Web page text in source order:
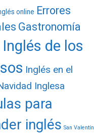
online Errores
Gastronomía
Inglés de los
Inglés en el
Inglesa
para
inglés San Valentín